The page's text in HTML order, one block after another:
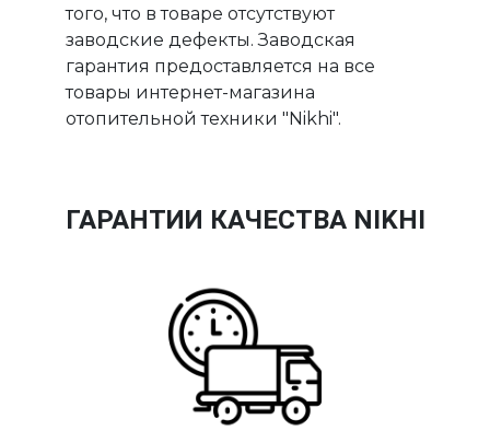
того, что в товаре отсутствуют
заводские дефекты. Заводская
гарантия предоставляется на все
товары интернет-магазина
отопительной техники "Nikhi".
ГАРАНТИИ КАЧЕСТВА NIKHI